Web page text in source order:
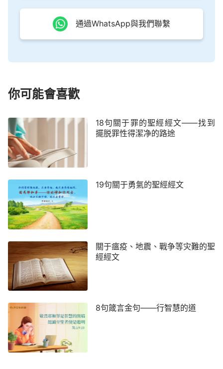
的，好比一個聰明人，把房子蓋在磐石上；雨淋，水
沖，風吹，撞着那房子，房子總不倒塌，因為根基立
在磐石上。」（馬太福音7:24-25）
主耶穌這句簡短而深刻的話語揭示了一個至關重
這個變幻莫測的生命旅途中，我們時常會面對風雨的
語是我們的指南和支柱。主耶穌不僅教導我們聽道，
更强調要去行道。當我們選擇聆聽并實行神的話語
時，就等于為我們的生命奠定了堅不可摧的根基。這
根基不僅能够使我們承受生命中的各種考驗，如雨
淋、水沖、風吹，更能够讓我們的生命在逆境中屹立
不倒。實行神的話不僅是對神話語的聽從，更是讓神
的真理深深扎根于我們的心靈，成為我們的生命。這
并非一時的努力，而是一生的實踐。正如主耶穌所
的磐石之上，足以應對生命中的一切挑戰和風險。正
如神的話説：「神的話裏面都是人該具備的真理，都
是對人最有益處、最有幫助的，是你們身體裏需要的
裝備的真理。你們越實行神的話，你們的生命長進越
快；越實行神的話，真理越透亮。你們的身量長大
了，對靈界的事就看得越透，得勝撒但就越有力。許
多你們不明白的真理都是藉着你們實行神的話時透亮
通過WhatsApp與我們聯繫
你可能會喜歡
18句關于罪的聖經經文——找到
擺脱罪性得潔净的路途
19句關于勇氣的聖經經文
關于瘟疫、地震、戰争等灾難的聖
經經文
8句箴言金句——行智慧的道